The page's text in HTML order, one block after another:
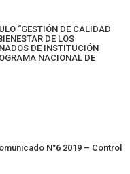
“GESTIÓN DE CALIDAD
DE LOS
DE INSTITUCIÓN
NACIONAL DE
N°6 2019 – Control